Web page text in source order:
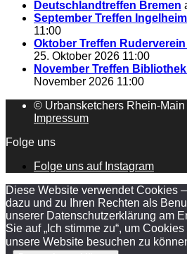
Deutschlandtreffen Bremen
September Treffen Ingelheim
11:00
Oktober Treffen Ruderverein
25. Oktober 2026 11:00
November Treffen
November 2026 11:00
© Urbansketchers Rhein-Main
Impressum
Folge uns
Folge uns auf Instagram
Diese Website verwendet Cookies
dazu und zu Ihren Rechten als
unserer Datenschutzerklärung am
Sie auf „Ich stimme zu“, um
unsere Website besuchen zu